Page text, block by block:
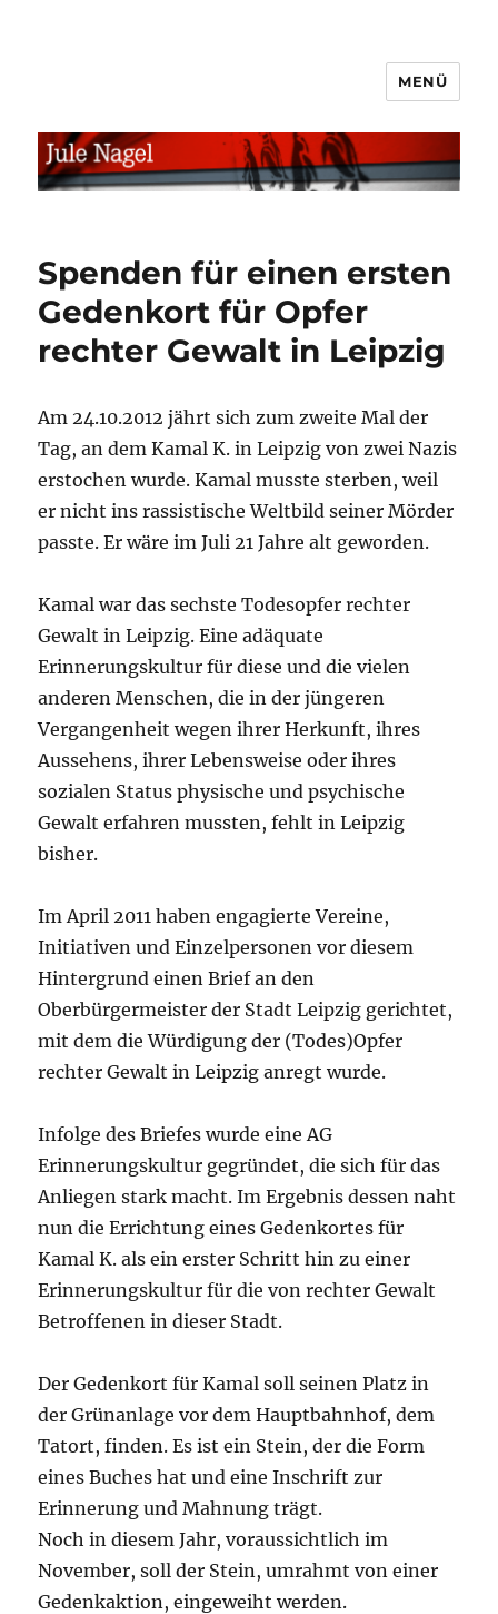
MENÜ
Spenden für einen ersten
Gedenkort für Opfer
rechter Gewalt in Leipzig
Am 24.10.2012 jährt sich zum zweite Mal der
Tag, an dem Kamal K. in Leipzig von zwei Nazis
erstochen wurde. Kamal musste sterben, weil
er nicht ins rassistische Weltbild seiner Mörder
passte. Er wäre im Juli 21 Jahre alt geworden.
Kamal war das sechste Todesopfer rechter
Gewalt in Leipzig. Eine adäquate
Erinnerungskultur für diese und die vielen
anderen Menschen, die in der jüngeren
Vergangenheit wegen ihrer Herkunft, ihres
Aussehens, ihrer Lebensweise oder ihres
sozialen Status physische und psychische
Gewalt erfahren mussten, fehlt in Leipzig
bisher.
Im April 2011 haben engagierte Vereine,
Initiativen und Einzelpersonen vor diesem
Hintergrund einen Brief an den
Oberbürgermeister der Stadt Leipzig gerichtet,
mit dem die Würdigung der (Todes)Opfer
rechter Gewalt in Leipzig anregt wurde.
Infolge des Briefes wurde eine AG
Erinnerungskultur gegründet, die sich für das
Anliegen stark macht. Im Ergebnis dessen naht
nun die Errichtung eines Gedenkortes für
Kamal K. als ein erster Schritt hin zu einer
Erinnerungskultur für die von rechter Gewalt
Betroffenen in dieser Stadt.
Der Gedenkort für Kamal soll seinen Platz in
der Grünanlage vor dem Hauptbahnhof, dem
Tatort, finden. Es ist ein Stein, der die Form
eines Buches hat und eine Inschrift zur
Erinnerung und Mahnung trägt.
Noch in diesem Jahr, voraussichtlich im
November, soll der Stein, umrahmt von einer
Gedenkaktion, eingeweiht werden.